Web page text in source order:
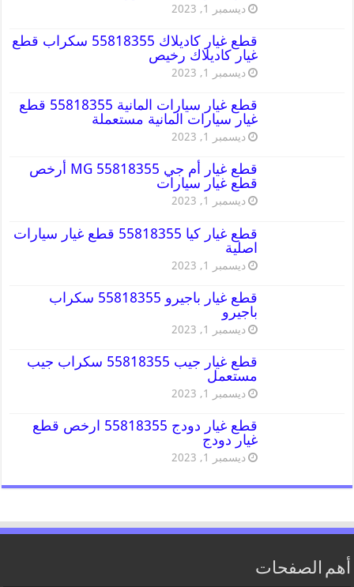
ديسمبر 1, 2023
قطع غيار كاديلاك 55818355 سكراب قطع
غيار كاديلاك رخيص
ديسمبر 1, 2023
قطع غيار سيارات المانية 55818355 قطع
غيار سيارات المانية مستعملة
ديسمبر 1, 2023
قطع غيار أم جي MG 55818355 أرخص
قطع غيار سيارات
ديسمبر 1, 2023
قطع غيار كيا 55818355 قطع غيار سيارات
اصلية
ديسمبر 1, 2023
قطع غيار باجيرو 55818355 سكراب
باجيرو
ديسمبر 1, 2023
قطع غيار جيب 55818355 سكراب جيب
مستعمل
ديسمبر 1, 2023
قطع غيار دودج 55818355 ارخص قطع
غيار دودج
ديسمبر 1, 2023
أهم الصفحات